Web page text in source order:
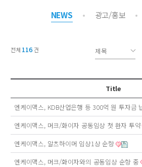
NEWS 광고/홍보
전체 116건
Title
엔케이맥스, KDB산업은행 등 300억 원 투자금
엔케이맥스, 머크/화이자 공동임상 첫 환자 투약
엔케이맥스, 알츠하이머 임상1상 순항
엔케이맥스, 머크/화이자와의 공동임상 순항 중